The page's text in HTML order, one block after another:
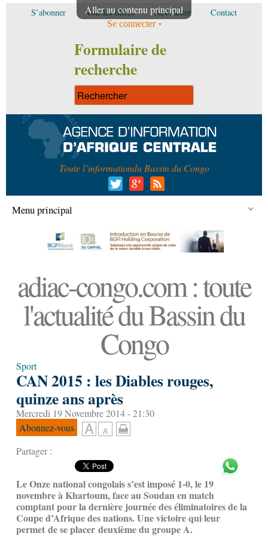
Aller au contenu principal
S’abonner Voir les offres Newsletter Contact
Se connecter
Formulaire de
recherche
Toute l’informationdu Bassin du Congo
Menu principal
adiac-congo.com : toute
l'actualité du Bassin du
Congo
Sport
CAN 2015 : les Diables rouges,
quinze ans après
Mercredi 19 Novembre 2014 - 21:30
Abonnez-vous
Partager :
Le Onze national congolais s’est imposé 1-0, le 19
novembre à Khartoum, face au Soudan en match
comptant pour la dernière journée des éliminatoires de la
Coupe d’Afrique des nations. Une victoire qui leur
permet de se placer deuxième du groupe A.